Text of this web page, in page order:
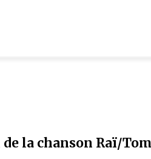
la chanson Raï/